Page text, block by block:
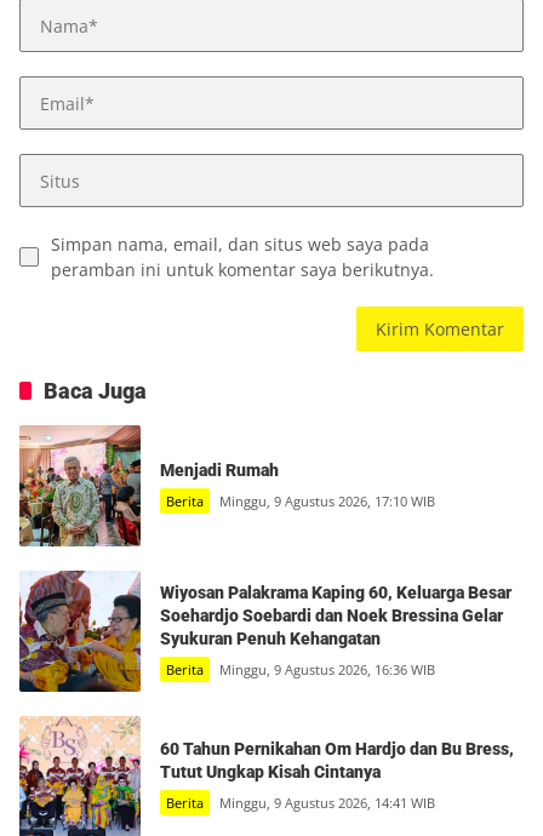
Simpan nama, email, dan situs web saya pada
peramban ini untuk komentar saya berikutnya.
Baca Juga
Menjadi Rumah
Berita Minggu, 9 Agustus 2026, 17:10 WIB
Wiyosan Palakrama Kaping 60, Keluarga Besar
Soehardjo Soebardi dan Noek Bressina Gelar
Syukuran Penuh Kehangatan
Berita Minggu, 9 Agustus 2026, 16:36 WIB
60 Tahun Pernikahan Om Hardjo dan Bu Bress,
Tutut Ungkap Kisah Cintanya
Berita Minggu, 9 Agustus 2026, 14:41 WIB